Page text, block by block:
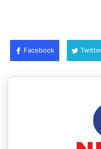
Facebook